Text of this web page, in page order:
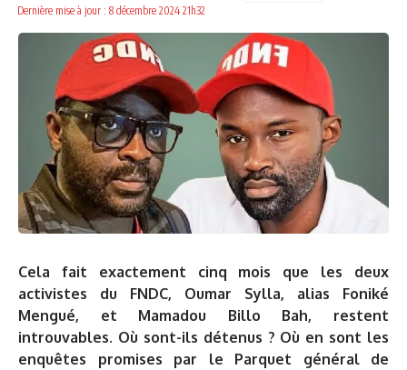
Dernière mise à jour : 8 décembre 2024 21h32
Cela fait exactement cinq mois que les deux
activistes du FNDC, Oumar Sylla, alias Foniké
Mengué, et Mamadou Billo Bah, restent
introuvables. Où sont-ils détenus ? Où en sont les
enquêtes promises par le Parquet général de